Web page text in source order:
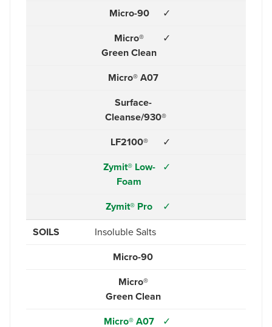
Micro-90 ✓
Micro®
Green Clean
✓
Micro® A07
Surface-
Cleanse/930®
LF2100® ✓
Zymit® Low-
Foam
✓
Zymit® Pro ✓
SOILS Insoluble Salts
Micro-90
Micro®
Green Clean
Micro® A07 ✓